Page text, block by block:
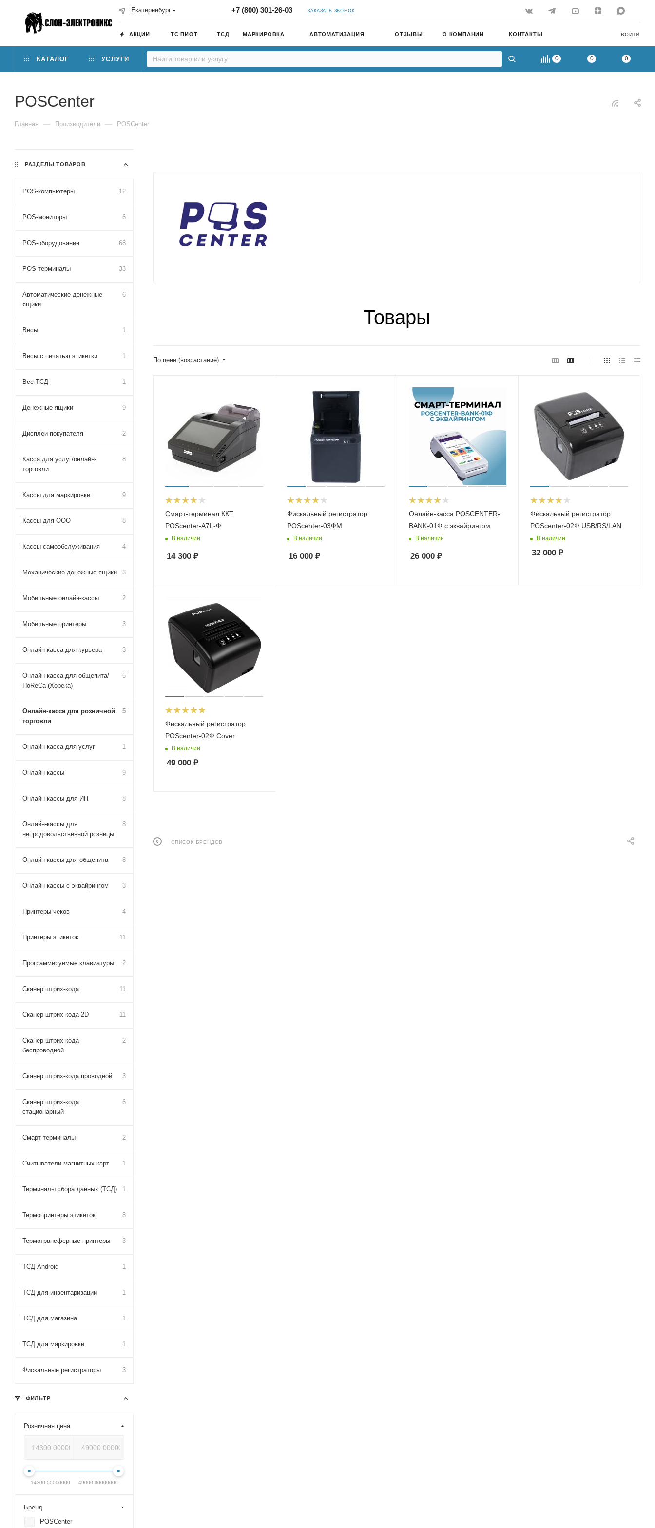
Екатеринбург +7 (800) 301-26-03 ЗАКАЗАТЬ ЗВОНОК
ВОЙТИ
АКЦИИ ТС ПИОТ ТСД МАРКИРОВКА АВТОМАТИЗАЦИЯ ОТЗЫВЫ О КОМПАНИИ КОНТАКТЫ
0 0 0
КАТАЛОГ УСЛУГИ
POSCenter
Главная — Производители — POSCenter
Товары
По цене (возрастание)
Смарт-терминал ККТ
POScenter-A7L-Ф
В наличии
14 300 ₽
Фискальный регистратор
POScenter-03ФМ
В наличии
16 000₽
Онлайн-касса POSCENTER-
BANK-01Ф с эквайрингом
В наличии
26 000₽
Фискальный регистратор
POScenter-02Ф USB/RS/LAN
В наличии
32 000 ₽
Фискальный регистратор
POScenter-02Ф Cover
В наличии
49 000 ₽
СПИСОК БРЕНДОВ
РАЗДЕЛЫ ТОВАРОВ
POS-компьютеры 12
POS-мониторы 6
POS-оборудование 68
POS-терминалы 33
Автоматические денежные
ящики
6
Весы 1
Весы с печатью этикетки 1
Все ТСД 1
Денежные ящики 9
Дисплеи покупателя 2
Касса для услуг/онлайн-
торговли
8
Кассы для маркировки 9
Кассы для ООО 8
Кассы самообслуживания 4
Механические денежные ящики 3
Мобильные онлайн-кассы 2
Мобильные принтеры 3
Онлайн-касса для курьера 3
Онлайн-касса для общепита/
HoReCa (Хорека)
5
Онлайн-касса для розничной
торговли
5
Онлайн-касса для услуг 1
Онлайн-кассы 9
Онлайн-кассы для ИП 8
Онлайн-кассы для
непродовольственной розницы
8
Онлайн-кассы для общепита 8
Онлайн-кассы с эквайрингом 3
Принтеры чеков 4
Принтеры этикеток 11
Программируемые клавиатуры 2
Сканер штрих-кода 11
Сканер штрих-кода 2D 11
Сканер штрих-кода
беспроводной
2
Сканер штрих-кода проводной 3
Сканер штрих-кода
стационарный
6
Смарт-терминалы 2
Считыватели магнитных карт 1
Терминалы сбора данных (ТСД) 1
Термопринтеры этикеток 8
Термотрансферные принтеры 3
ТСД Android 1
ТСД для инвентаризации 1
ТСД для магазина 1
ТСД для маркировки 1
Фискальные регистраторы 3
ФИЛЬТР
Розничная цена
14300.00000000 49000.00000000
Бренд
POSCenter